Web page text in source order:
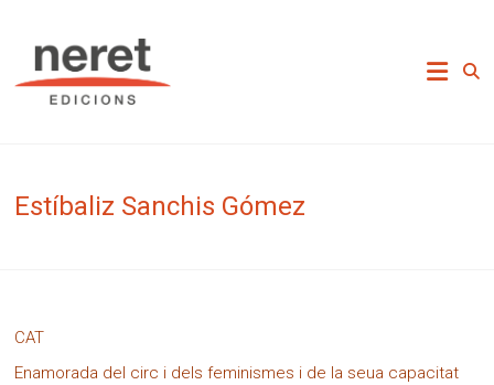
content
Neret Edicions
Estíbaliz Sanchis Gómez
CAT
Enamorada del circ i dels feminismes i de la seua capacitat